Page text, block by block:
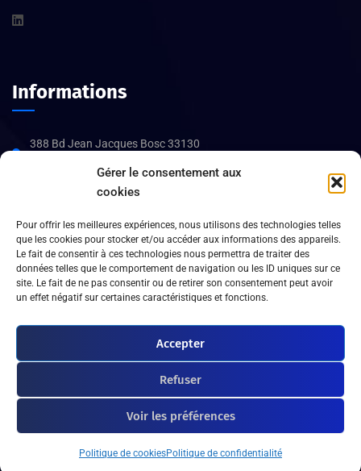
Gérer le consentement aux
cookies
Pour offrir les meilleures expériences, nous utilisons des technologies telles
que les cookies pour stocker et/ou accéder aux informations des appareils.
Le fait de consentir à ces technologies nous permettra de traiter des
données telles que le comportement de navigation ou les ID uniques sur ce
site. Le fait de ne pas consentir ou de retirer son consentement peut avoir
un effet négatif sur certaines caractéristiques et fonctions.
Accepter
Refuser
Voir les préférences
Politique de cookiesPolitique de confidentialité
Informations
388 Bd Jean Jacques Bosc 33130
05 56 08 48 34
Heures d’ouverture :
Du lundi au vendredi : de 8h30 h à 17h30,
Samedi – Dimanche : FERMÉ
©2026Gestion Services Info. Tous droits réservés.